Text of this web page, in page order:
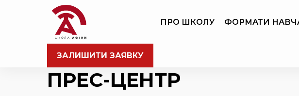
ПРО ШКОЛУ ФОРМАТИ
ЗАЛИШИТИ ЗАЯВКУ
ПРЕС-ЦЕНТР